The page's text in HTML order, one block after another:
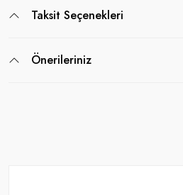
Taksit Seçenekleri
Önerileriniz